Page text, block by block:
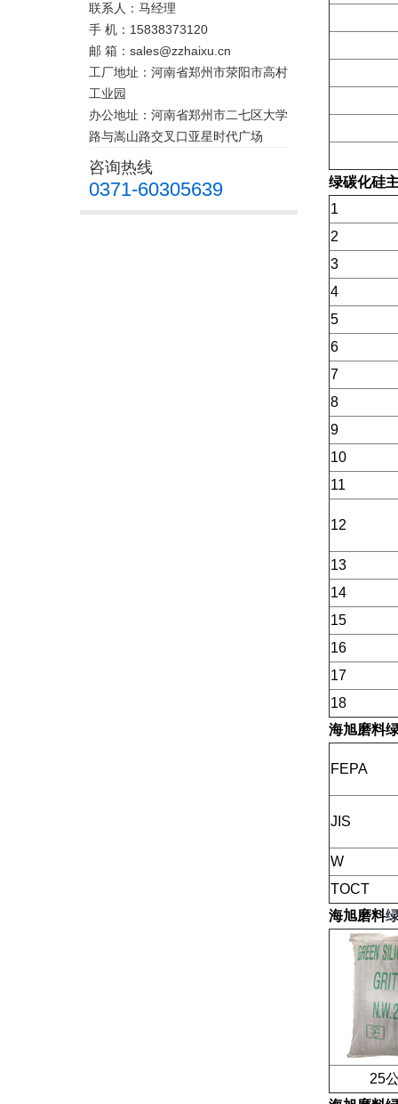
联系人：马经理
手 机：15838373120
邮 箱：sales@zzhaixu.cn
工厂地址：河南省郑州市荥阳市高村
工业园
办公地址：河南省郑州市二七区大学
路与嵩山路交叉口亚星时代广场
咨询热线
0371-60305639 绿碳化硅
1
2
3
4
5
6
7
8
9
10
11
12
13
14
15
16
17
18
海旭磨料
FEPA
JIS
W
TOCT
海旭磨料
25公